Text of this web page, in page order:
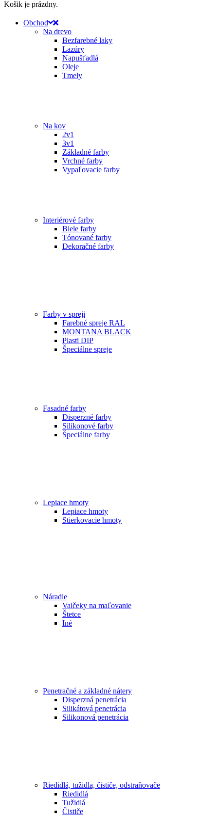
Košik je prázdny.
Obchod
Na drevo
Bezfarebné laky
Lazúry
Napušťadlá
Oleje
Tmely
Na kov
2v1
3v1
Základné farby
Vrchné farby
Vypaľovacie farby
Interiérové farby
Biele farby
Tónované farby
Dekoračné farby
Farby v spreji
Farebné spreje RAL
MONTANA BLACK
Plasti DIP
Špeciálne spreje
Fasadné farby
Disperzné farby
Silikonové farby
Špeciálne farby
Lepiace hmoty
Lepiace hmoty
Stierkovacie hmoty
Náradie
Valčeky na maľovanie
Štetce
Iné
Penetračné a základné nátery
Disperzná penetrácia
Silikátová penetrácia
Silikonová penetrácia
Riedidlá, tužidla, čističe, odstraňovače
Riedidlá
Tužidlá
Čističe